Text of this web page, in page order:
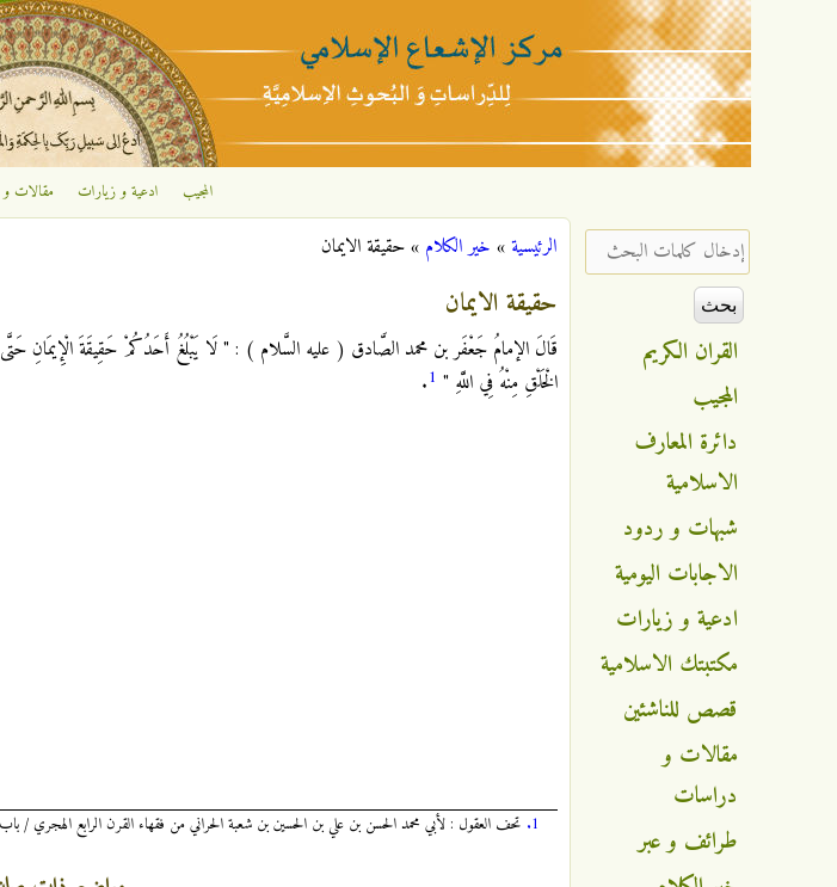
تجاوز إلى المحتوى
الإشعاع
الإسلامي
المجيب ادعية و زيارات مقالات
أنت هنا
الرئيسية» خير الكلام »حقيقة الايمان
حقيقة الايمان
قَالَ الإمامُ جَعْفَر بن محمد الصَّادق ( عليه السَّلام ) : " لَا يَبْلُغُ أَحَدُكُمْ حَقِيقَةَ الْإِيمَانِ
الْخَلْقِ مِنْهُ فِي اللَّهِ " 1
.
1. تحف العقول : لأبي محمد الحسن بن علي بن الحسين بن شعبة الحراني من فقهاء القرن الرابع الهجري
‏إدخال كلمات البحث ‏
القران الكريم
المجيب
دائرة المعارف
الاسلامية
شبهات و ردود
الاجابات اليومية
ادعية و زيارات
مكتبتك الاسلامية
قصص للناشئين
مقالات و
دراسات
طرائف و عبر